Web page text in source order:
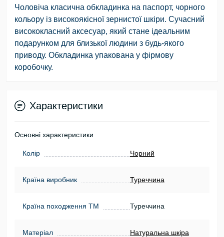
Чоловіча класична обкладинка на паспорт, чорного
кольору із високоякісної зернистої шкіри. Сучасний
висококласний аксесуар, який стане ідеальним
подарунком для близької людини з будь-якого
приводу. Обкладинка упакована у фірмову
коробочку.
Характеристики
Основні характеристики
Колір Чорний
Країна виробник Туреччина
Країна походження ТМ Туреччина
Матеріал Натуральна шкіра